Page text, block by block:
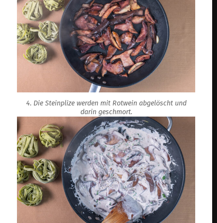
4. Die Steinplize werden mit Rotwein abgelöscht und
darin geschmort.